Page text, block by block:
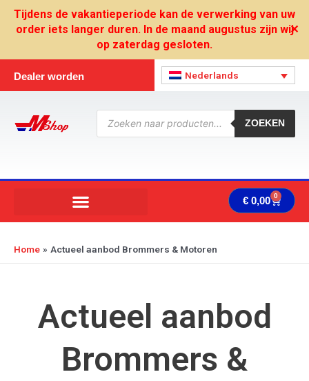
Tijdens de vakantieperiode kan de verwerking van uw
order iets langer duren. In de maand augustus zijn wij
op zaterdag gesloten.
✕
Dealer worden Nederlands
Producten
zoeken
ZOEKEN
€ 0,00 0
Home Actueel aanbod Brommers & Motoren
Actueel aanbod
Brommers &